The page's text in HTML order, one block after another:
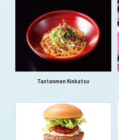
Tantanmen Kinkatsu